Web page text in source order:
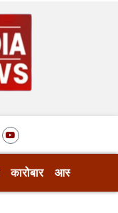
Y
o
u
t
b
e
कारोबार आस्था